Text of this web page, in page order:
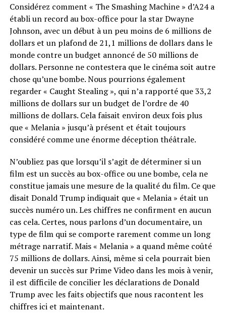
Considérez comment « The Smashing Machine » d’A24 a
établi un record au box-office pour la star Dwayne
Johnson, avec un début à un peu moins de 6 millions de
dollars et un plafond de 21,1 millions de dollars dans le
monde contre un budget annoncé de 50 millions de
dollars. Personne ne contestera que le cinéma soit autre
chose qu’une bombe. Nous pourrions également
regarder « Caught Stealing », qui n’a rapporté que 33,2
millions de dollars sur un budget de l’ordre de 40
millions de dollars. Cela faisait environ deux fois plus
que « Melania » jusqu’à présent et était toujours
considéré comme une énorme déception théâtrale.
N’oubliez pas que lorsqu’il s’agit de déterminer si un
film est un succès au box-office ou une bombe, cela ne
constitue jamais une mesure de la qualité du film. Ce que
disait Donald Trump indiquait que « Melania » était un
succès numéro un. Les chiffres ne confirment en aucun
cas cela. Certes, nous parlons d’un documentaire, un
type de film qui se comporte rarement comme un long
métrage narratif. Mais « Melania » a quand même coûté
75 millions de dollars. Ainsi, même si cela pourrait bien
devenir un succès sur Prime Video dans les mois à venir,
il est difficile de concilier les déclarations de Donald
Trump avec les faits objectifs que nous racontent les
chiffres ici et maintenant.